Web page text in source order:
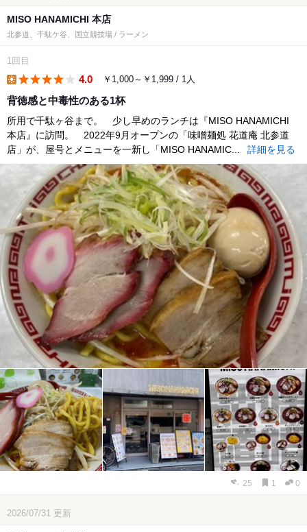
MISO HANAMICHI 本店
北参道、千駄ケ谷、国立競技場 / ラーメン
1回目
4.0 ￥1,000～￥1,999 / 1人
背徳感と中毒性のある1杯
所用で千駄ヶ谷まで。 少し早めのランチは『MISO HANAMICHI
本店』に訪問。 2022年9月オープンの「味噌麺処 花道庵 北参道
店」が、屋号とメニューを一新し「MISO HANAMIC...
詳細を見る
25 1 0
2026/07/31 更新